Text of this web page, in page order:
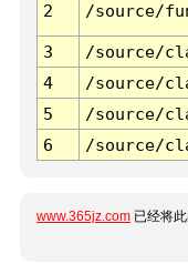
2 /source/
3 /source/
4
/source/
5
/source/
6
/source/
www.365jz.com 已经将